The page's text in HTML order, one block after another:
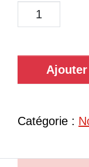
Catégorie :